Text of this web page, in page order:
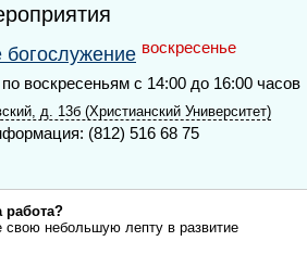
богослужение воскресенье
воскресеньям с 14:00 до 16:00 часов
д. 13б (Христианский Университет)
(812) 516 68 75
работа?
свою небольшую лепту в развитие